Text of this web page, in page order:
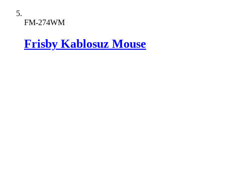
FM-274WM
Frisby Kablosuz Mouse